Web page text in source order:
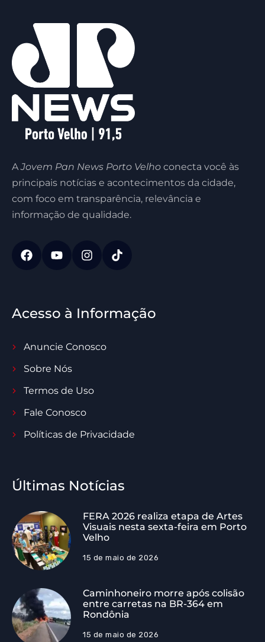
AJovem Pan News Porto Velho conecta você às
principais notícias e acontecimentos da cidade,
com foco em transparência, relevância e
informação de qualidade.
Acesso à Informação
Anuncie Conosco
Sobre Nós
Termos de Uso
Fale Conosco
Políticas de Privacidade
Últimas Notícias
FERA 2026 realiza etapa de Artes
Visuais nesta sexta-feira em Porto
Velho
15 de maio de 2026
Caminhoneiro morre após colisão
entre carretas na BR-364 em
Rondônia
15 de maio de 2026